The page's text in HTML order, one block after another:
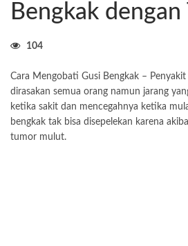
Bengkak dengan
104
Cara Mengobati Gusi Bengkak –
dirasakan semua orang namun jarang
ketika sakit dan mencegahnya ketika
bengkak tak bisa disepelekan karena
tumor mulut.